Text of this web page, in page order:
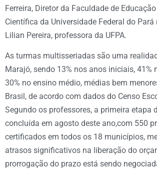
Ferreira, Diretor da Faculdade de
Científica da Universidade Federal do Pará
Lilian Pereira, professora da UFPA.
As turmas multisseriadas são uma
Marajó, sendo 13% nos anos iniciais, 41%
30% no ensino médio, médias bem
Brasil, de acordo com dados do Censo
Segundo os professores, a primeira etapa
concluída em agosto deste ano,com 550
certificados em todos os 18 municípios,
atrasos significativos na liberação do
prorrogação do prazo está sendo